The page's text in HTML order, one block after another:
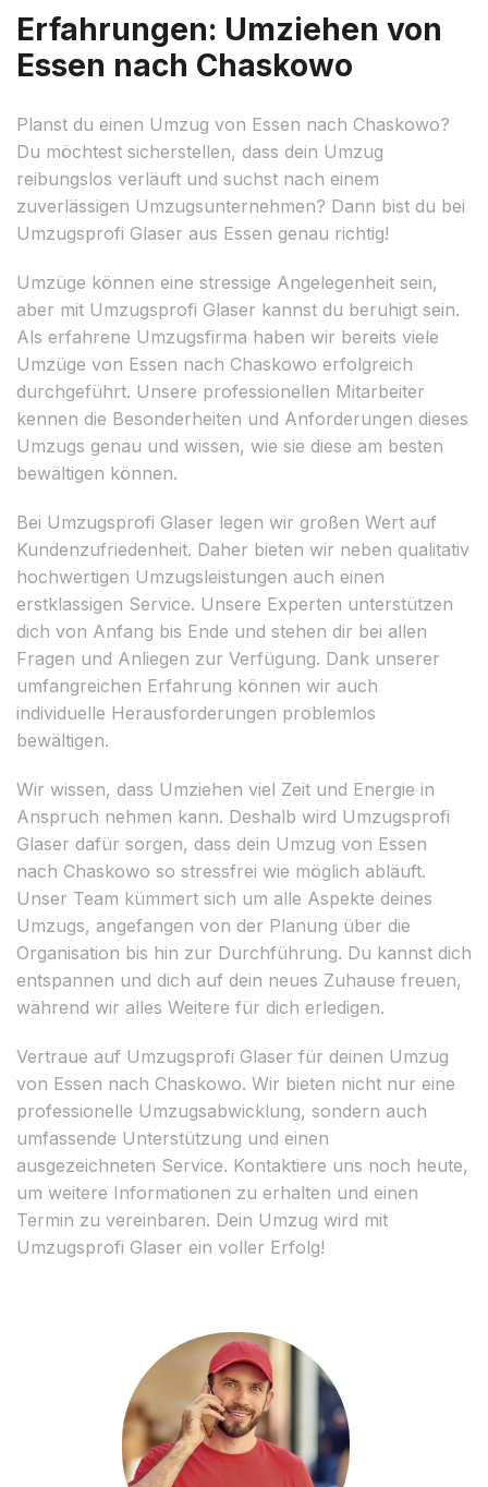
Erfahrungen: Umziehen von
Essen nach Chaskowo
Planst du einen Umzug von Essen nach Chaskowo?
Du möchtest sicherstellen, dass dein Umzug
reibungslos verläuft und suchst nach einem
zuverlässigen Umzugsunternehmen? Dann bist du bei
Umzugsprofi Glaser aus Essen genau richtig!
Umzüge können eine stressige Angelegenheit sein,
aber mit Umzugsprofi Glaser kannst du beruhigt sein.
Als erfahrene Umzugsfirma haben wir bereits viele
Umzüge von Essen nach Chaskowo erfolgreich
durchgeführt. Unsere professionellen Mitarbeiter
kennen die Besonderheiten und Anforderungen dieses
Umzugs genau und wissen, wie sie diese am besten
bewältigen können.
Bei Umzugsprofi Glaser legen wir großen Wert auf
Kundenzufriedenheit. Daher bieten wir neben qualitativ
hochwertigen Umzugsleistungen auch einen
erstklassigen Service. Unsere Experten unterstützen
dich von Anfang bis Ende und stehen dir bei allen
Fragen und Anliegen zur Verfügung. Dank unserer
umfangreichen Erfahrung können wir auch
individuelle Herausforderungen problemlos
bewältigen.
Wir wissen, dass Umziehen viel Zeit und Energie in
Anspruch nehmen kann. Deshalb wird Umzugsprofi
Glaser dafür sorgen, dass dein Umzug von Essen
nach Chaskowo so stressfrei wie möglich abläuft.
Unser Team kümmert sich um alle Aspekte deines
Umzugs, angefangen von der Planung über die
Organisation bis hin zur Durchführung. Du kannst dich
entspannen und dich auf dein neues Zuhause freuen,
während wir alles Weitere für dich erledigen.
Vertraue auf Umzugsprofi Glaser für deinen Umzug
von Essen nach Chaskowo. Wir bieten nicht nur eine
professionelle Umzugsabwicklung, sondern auch
umfassende Unterstützung und einen
ausgezeichneten Service. Kontaktiere uns noch heute,
um weitere Informationen zu erhalten und einen
Termin zu vereinbaren. Dein Umzug wird mit
Umzugsprofi Glaser ein voller Erfolg!